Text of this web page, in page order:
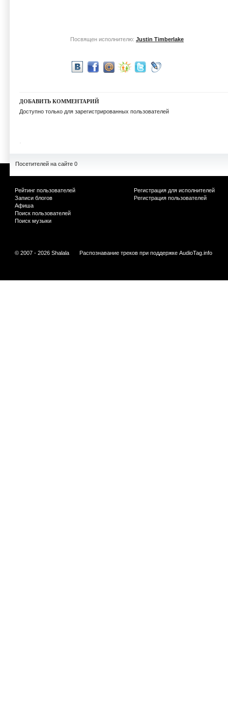
Посвящен исполнителю: Justin Timberlake
ДОБАВИТЬ КОММЕНТАРИЙ
Доступно только для зарегистрированных пользователей
Посетителей на сайте 0
Рейтинг пользователей
Записи блогов
Афиша
Поиск пользователей
Поиск музыки
Регистрация для исполнителей
Регистрация пользователей
© 2007 - 2026 Shalala Распознавание треков при поддержке AudioTag.info